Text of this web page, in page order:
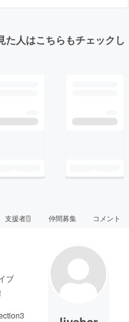
た人はこちらもチェックし
支援者6 仲間募集 コメント
ブ